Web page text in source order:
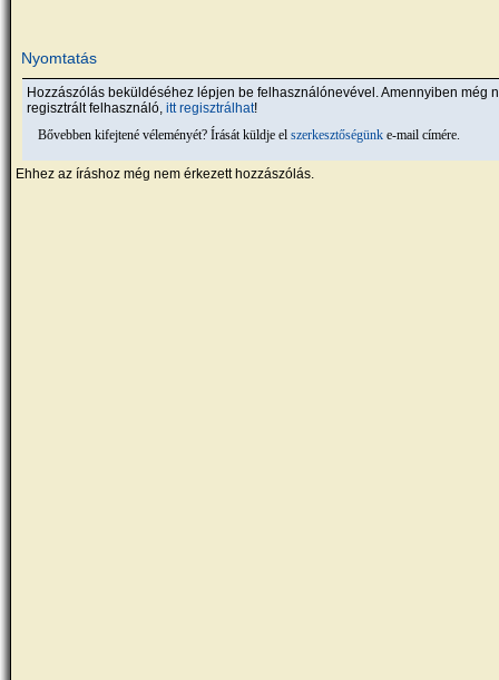
Nyomtatás
Hozzászólás beküldéséhez lépjen be felhasználónevével. Amennyiben még
regisztrált felhasználó,itt regisztrálhat!
Bővebben kifejtené véleményét? Írását küldje elszerkesztőségünk e-mail címére.
Ehhez az íráshoz még nem érkezett hozzászólás.